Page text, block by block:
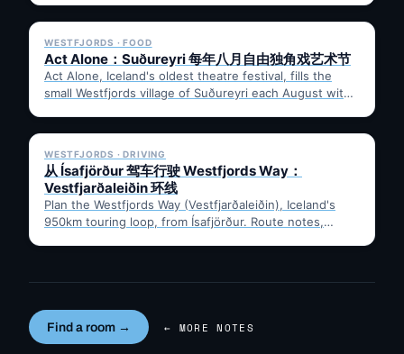
✓ 6 JUL
WESTFJORDS · FOOD
Act Alone：Suðureyri 每年八月自由独角戏艺术节
Act Alone, Iceland's oldest theatre festival, fills the
small Westfjords village of Suðureyri each August with
✓ 6 JUL
WESTFJORDS · DRIVING
从 Ísafjörður 驾车行驶 Westfjords Way：
Vestfjarðaleiðin 环线
Plan the Westfjords Way (Vestfjarðaleiðin), Iceland's
950km touring loop, from Ísafjörður. Route notes,
Find a room → ← MORE NOTES